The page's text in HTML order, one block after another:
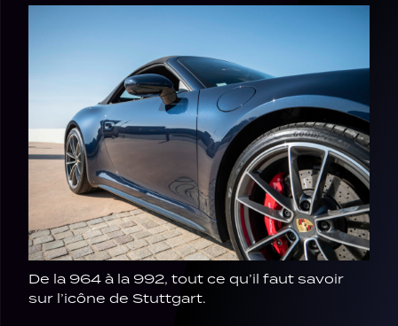
De la 964 à la 992, tout ce qu’il faut savoir
sur l’icône de Stuttgart.